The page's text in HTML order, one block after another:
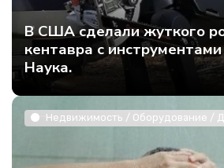
В США сделали жуткого
кентавра с
Наука.
Недвижимость / Оборудование /